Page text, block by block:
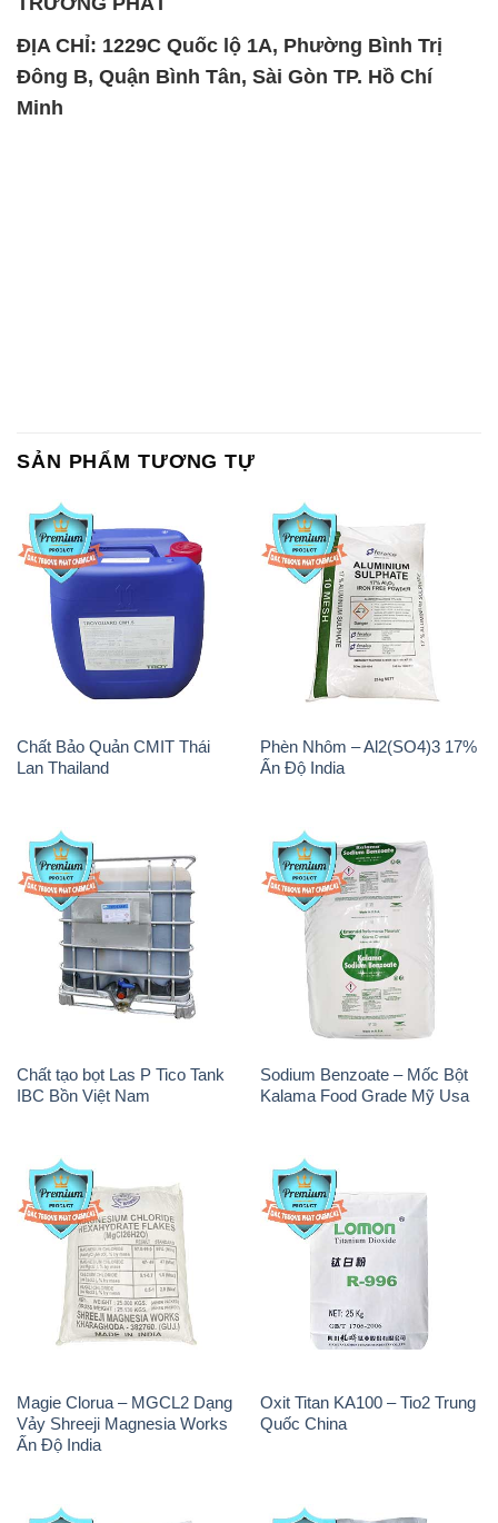
ĐỊA CHỈ: 1229C Quốc lộ 1A, Phường Bình Trị
Đông B, Quận Bình Tân, Sài Gòn TP. Hồ Chí
Minh
SẢN PHẨM TƯƠNG TỰ
Chất Bảo Quản CMIT Thái
Lan Thailand
Phèn Nhôm – Al2(SO4)3 17%
Ấn Độ India
Chất tạo bọt Las P Tico Tank
IBC Bồn Việt Nam
Sodium Benzoate – Mốc Bột
Kalama Food Grade Mỹ Usa
Magie Clorua – MGCL2 Dạng
Vảy Shreeji Magnesia Works
Ấn Độ India
Oxit Titan KA100 – Tio2 Trung
Quốc China